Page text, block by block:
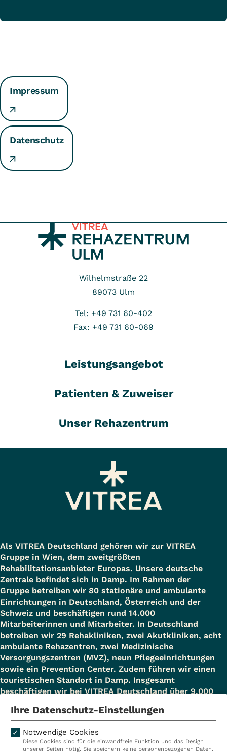
Impressum
Datenschutz
Wilhelmstraße 22
89073 Ulm
Tel: +49 731 60-402
Fax: +49 731 60-069
Leistungsangebot
Patienten & Zuweiser
Unser Rehazentrum
Als VITREA Deutschland gehören wir zur VITREA
Gruppe in Wien, dem zweitgrößten
Rehabilitationsanbieter Europas. Unsere deutsche
Zentrale befindet sich in Damp. Im Rahmen der
Gruppe betreiben wir 80 stationäre und ambulante
Einrichtungen in Deutschland, Österreich und der
Schweiz und beschäftigen rund 14.000
Mitarbeiterinnen und Mitarbeiter. In Deutschland
betreiben wir 29 Rehakliniken, zwei Akutkliniken, acht
ambulante Rehazentren, zwei Medizinische
Versorgungszentren (MVZ), neun Pflegeeinrichtungen
sowie ein Prevention Center. Zudem führen wir einen
touristischen Standort in Damp. Insgesamt
beschäftigen wir bei VITREA Deutschland über 9.000
Kliniken Ambulant
Ihre Datenschutz-Einstellungen
Notwendige Cookies
Diese Cookies sind für die einwandfreie Funktion und das Design
unserer Seiten nötig. Sie speichern keine personenbezogenen Daten.